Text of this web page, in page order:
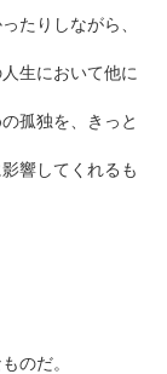
たりしながら、
生において他に
孤独を、きっと
響してくれるも
のだ。